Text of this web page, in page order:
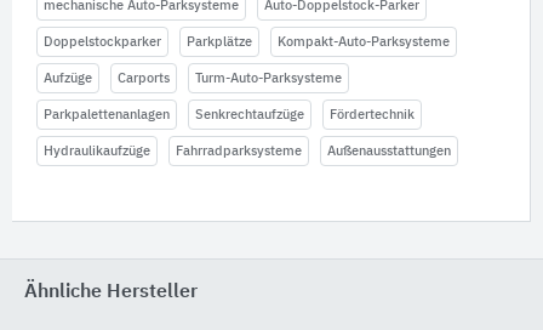
mechanische Auto-Parksysteme Auto-Doppelstock-Parker
Doppelstockparker Parkplätze Kompakt-Auto-Parksysteme
Aufzüge Carports Turm-Auto-Parksysteme
Parkpalettenanlagen Senkrechtaufzüge Fördertechnik
Hydraulikaufzüge Fahrradparksysteme Außenausstattungen
Ähnliche Hersteller